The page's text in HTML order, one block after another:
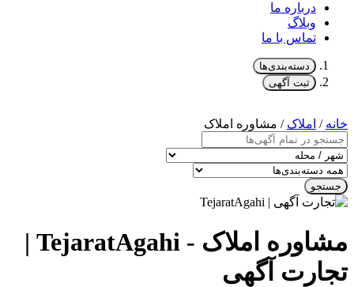
درباره ما
وبلاگ
تماس با ما
دسته‌بندی‌ها
ثبت آگهی
خانه / املاک / مشاوره املاک
جستجو
مشاوره املاک - TejaratAgahi |
تجارت آگهی